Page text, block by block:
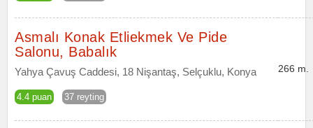
Asmalı Konak Etliekmek Ve Pide
Salonu, Babalık
Yahya Çavuş Caddesi, 18 Nişantaş, Selçuklu, Konya
4.4 puan 37 reyting
266 m.